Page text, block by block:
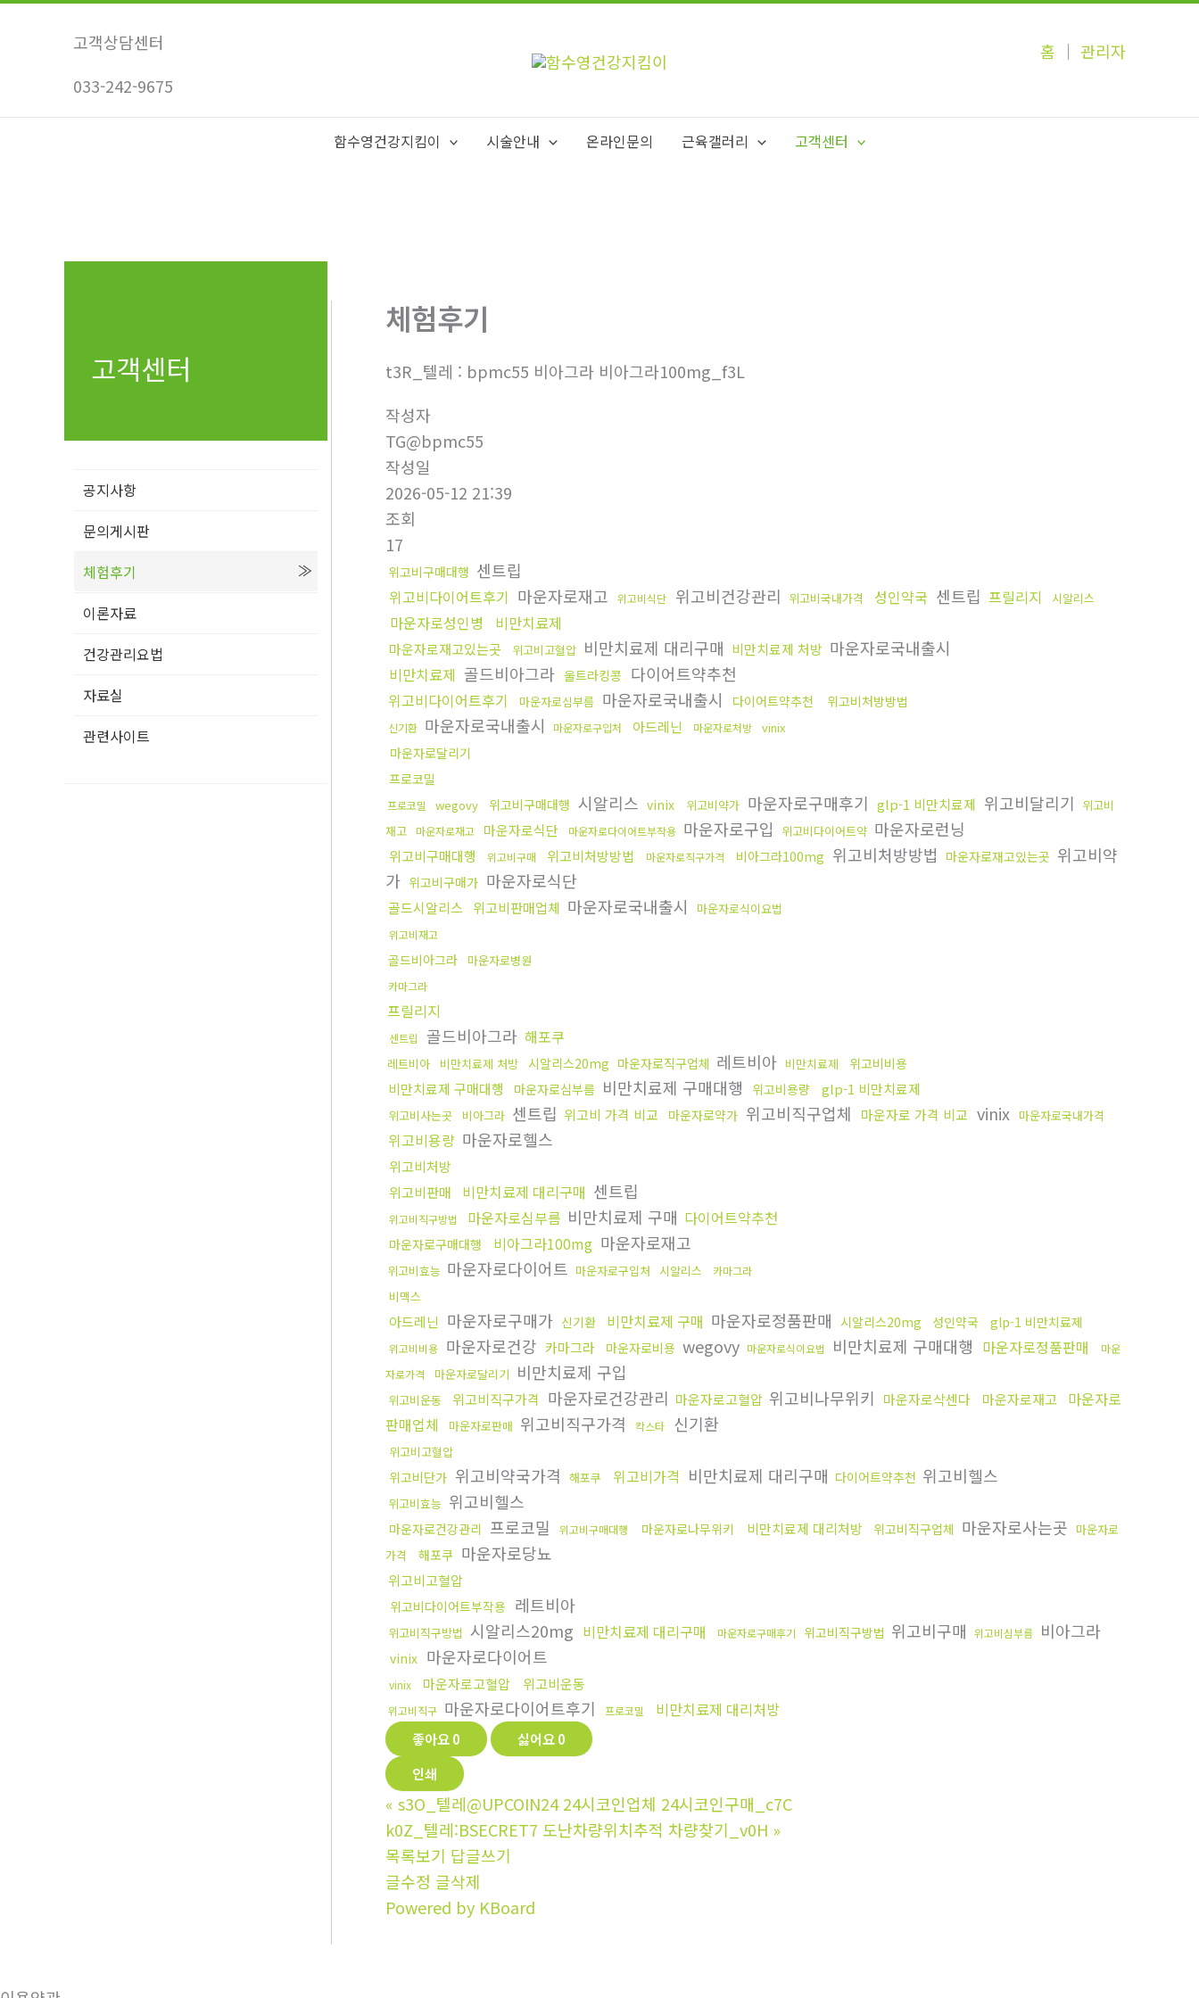
콘
고객상담센터
033-242-9675
홈 │ 관리자
함수영건강지킴이 시술안내 온라인문의 근육갤러리 고객센터
고객센터
공지사항
문의게시판
체험후기
이론자료
건강관리요법
자료실
관련사이트
체험후기
t3R_텔레 : bpmc55 비아그라 비아그라100mg_f3L
작성자
TG@bpmc55
작성일
2026-05-12 21:39
조회
17
위고비구매대행 센트립
위고비다이어트후기 마운자로재고 위고비식단 위고비건강관리 위고비국내가격 성인약국 센트립 프릴리지 시알리스
마운자로성인병 비만치료제
마운자로재고있는곳 위고비고혈압 비만치료제 대리구매 비만치료제 처방 마운자로국내출시
비만치료제 골드비아그라 울트라킹콩 다이어트약추천
위고비다이어트후기 마운자로심부름 마운자로국내출시 다이어트약추천 위고비처방방법
신기환 마운자로국내출시 마운자로구입처 아드레닌 마운자로처방 vinix
마운자로달리기
프로코밀
프로코밀 wegovy 위고비구매대행 시알리스 vinix 위고비약가 마운자로구매후기 glp-1 비만치료제 위고비달리기 위고비
재고
마운자로재고 마운자로식단 마운자로다이어트부작용 마운자로구입 위고비다이어트약 마운자로런닝
위고비구매대행 위고비구매 위고비처방방법 마운자로직구가격 비아그라100mg 위고비처방방법 마운자로재고있는곳 위고비약
가 위고비구매가 마운자로식단
골드시알리스 위고비판매업체 마운자로국내출시 마운자로식이요법
위고비재고
골드비아그라 마운자로병원
카마그라
프릴리지
센트립 골드비아그라 해포쿠
레트비아 비만치료제 처방 시알리스20mg 마운자로직구업체 레트비아 비만치료제 위고비비용
비만치료제 구매대행 마운자로심부름 비만치료제 구매대행 위고비용량 glp-1 비만치료제
위고비사는곳 비아그라 센트립 위고비 가격 비교 마운자로약가 위고비직구업체 마운자로 가격 비교 vinix 마운자로국내가격
위고비용량 마운자로헬스
위고비처방
위고비판매
비만치료제 대리구매 센트립
위고비직구방법 마운자로심부름 비만치료제 구매 다이어트약추천
마운자로구매대행 비아그라100mg 마운자로재고
위고비효능 마운자로다이어트 마운자로구입처 시알리스 카마그라
비맥스
아드레닌 마운자로구매가 신기환 비만치료제 구매 마운자로정품판매 시알리스20mg 성인약국 glp-1 비만치료제
위고비비용 마운자로건강 카마그라 마운자로비용 wegovy 마운자로식이요법 비만치료제 구매대행 마운자로정품판매
마운
자로가격
마운자로달리기 비만치료제 구입
위고비운동 위고비직구가격 마운자로건강관리 마운자로고혈압 위고비나무위키 마운자로삭센다 마운자로재고
마운자로
판매업체
마운자로판매 위고비직구가격 칵스타 신기환
위고비고혈압
위고비단가 위고비약국가격 해포쿠 위고비가격 비만치료제 대리구매 다이어트약추천 위고비헬스
위고비효능 위고비헬스
마운자로건강관리 프로코밀 위고비구매대행 마운자로나무위키 비만치료제 대리처방 위고비직구업체 마운자로사는곳 마운자로
가격
해포쿠 마운자로당뇨
위고비고혈압
위고비다이어트부작용 레트비아
위고비직구방법 시알리스20mg 비만치료제 대리구매 마운자로구매후기 위고비직구방법 위고비구매 위고비심부름 비아그라
vinix 마운자로다이어트
vinix 마운자로고혈압 위고비운동
위고비직구 마운자로다이어트후기 프로코밀 비만치료제 대리처방
좋아요0 싫어요0
인쇄
« s3O_텔레@UPCOIN24 24시코인업체 24시코인구매_c7C
k0Z_텔레:BSECRET7 도난차량위치추적 차량찾기_v0H »
목록보기 답글쓰기
글수정 글삭제
Powered by KBoard